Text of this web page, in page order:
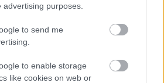
purposes.
to send me
to enable storage
like cookies on web or